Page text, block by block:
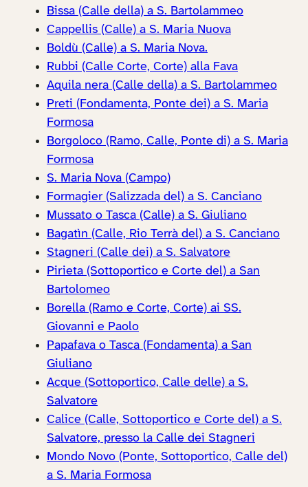
Bissa (Calle della) a S. Bartolammeo
Cappellis (Calle) a S. Maria Nuova
Boldù (Calle) a S. Maria Nova.
Rubbi (Calle Corte, Corte) alla Fava
Aquila nera (Calle della) a S. Bartolammeo
Preti (Fondamenta, Ponte dei) a S. Maria
Formosa
Borgoloco (Ramo, Calle, Ponte di) a S. Maria
Formosa
S. Maria Nova (Campo)
Formagier (Salizzada del) a S. Canciano
Mussato o Tasca (Calle) a S. Giuliano
Bagatìn (Calle, Rio Terrà del) a S. Canciano
Stagneri (Calle dei) a S. Salvatore
Pirieta (Sottoportico e Corte del) a San
Bartolomeo
Borella (Ramo e Corte, Corte) ai SS.
Giovanni e Paolo
Papafava o Tasca (Fondamenta) a San
Giuliano
Acque (Sottoportico, Calle delle) a S.
Salvatore
Calice (Calle, Sottoportico e Corte del) a S.
Salvatore, presso la Calle dei Stagneri
Mondo Novo (Ponte, Sottoportico, Calle del)
a S. Maria Formosa